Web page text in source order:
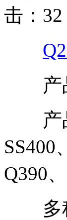
击： 32
产
产品
SS400
Q390
多种